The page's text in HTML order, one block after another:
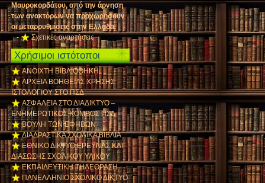
Μαυροκορδάτου, από την άρνηση
των ανακτόρων να προχωρήσουν
οι μεταρρυθμίσεις στην Ελλάδα.
-
Σχετικές αναρτήσεις
Χρήσιμοι ιστότοποι
ΑΝΟΙΧΤΗ ΒΙΒΛΙΟΘΗΚΗ
ΑΡΧΕΙΑ ΒΟΗΘΕΙΑΣ ΧΡΗΣΗΣ
ΙΣΤΟΛΟΓΙΟΥ ΣΤΟ ΠΣΔ
ΑΣΦΑΛΕΙΑ ΣΤΟ ΔΙΑΔΙΚΤΥΟ –
ΕΝΗΜΕΡΩΤΙΚΟΣ ΚΟΜΒΟΣ ΠΣΔ
ΒΟΥΛΗ ΤΩΝ ΕΦΗΒΩΝ
ΔΙΑΔΡΑΣΤΙΚΑ ΣΧΟΛΙΚΑ ΒΙΒΛΙΑ
ΕΘΝΙΚΟ ΔΙΚΤΥΟ ΕΡΕΥΝΑΣ ΚΑΙ
ΔΙΑΣΩΣΗΣ ΣΧΟΛΙΚΟΥ ΥΛΙΚΟΥ
ΕΚΠΑΙΔΕΥΤΙΚΗ ΤΗΛΕΟΡΑΣΗ
ΠΑΝΕΛΛΗΝΙΟ ΣΧΟΛΙΚΟ ΔΙΚΤΥΟ